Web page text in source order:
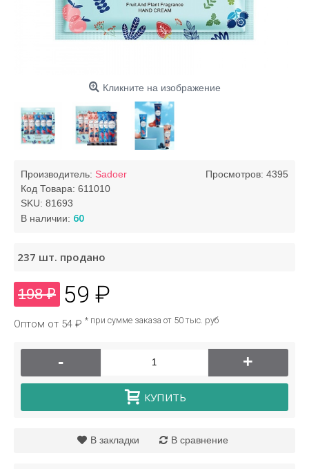
Кликните на изображение
Просмотров: 4395
Производитель: Sadoer
Код Товара: 611010
SKU: 81693
В наличии: 60
237 шт. продано
198 ₽ 59 ₽
Оптом от 54 ₽ * при сумме заказа от 50 тыс. руб
- +
КУПИТЬ
В закладки В сравнение